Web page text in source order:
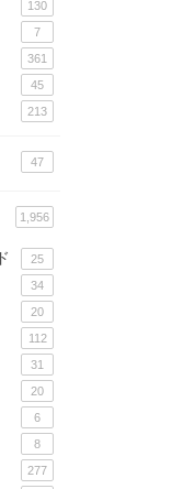
130
7
361
45
213
47
1,956
25
34
20
112
31
20
6
8
277